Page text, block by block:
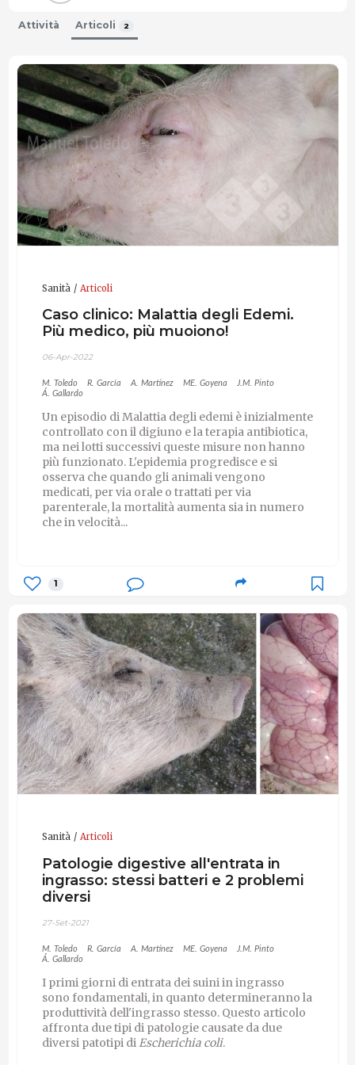
Attività Articoli 2
Sanità Articoli
Caso clinico: Malattia degli Edemi.
Più medico, più muoiono!
06-Apr-2022
M. Toledo R. García A. Martínez ME. Goyena
J.M. Pinto
Á. Gallardo
Un episodio di Malattia degli edemi è inizialmente
controllato con il digiuno e la terapia antibiotica,
ma nei lotti successivi queste misure non hanno
più funzionato. L'epidemia progredisce e si
osserva che quando gli animali vengono
medicati, per via orale o trattati per via
parenterale, la mortalità aumenta sia in numero
che in velocità...
1
Sanità Articoli
Patologie digestive all'entrata in
ingrasso: stessi batteri e 2 problemi
diversi
27-Set-2021
M. Toledo R. García A. Martínez ME. Goyena
J.M. Pinto
Á. Gallardo
I primi giorni di entrata dei suini in ingrasso
sono fondamentali, in quanto determineranno la
produttività dell'ingrasso stesso. Questo articolo
affronta due tipi di patologie causate da due
diversi patotipi diEscherichia coli.